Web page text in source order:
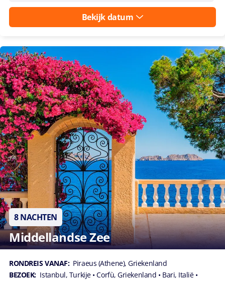
Bekijk datum
8 NACHTEN
Middellandse Zee
RONDREIS VANAF: Piraeus (Athene), Griekenland
BEZOEK: Istanbul, Turkije • Corfù, Griekenland • Bari, Italië •